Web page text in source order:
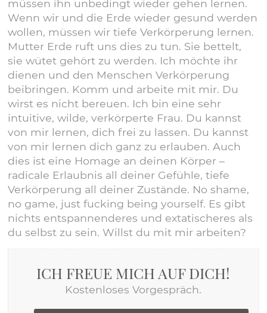
müssen ihn unbedingt wieder gehen lernen.
Wenn wir und die Erde wieder gesund werden
wollen, müssen wir tiefe Verkörperung lernen.
Mutter Erde ruft uns dies zu tun. Sie bettelt,
sie wütet gehört zu werden. Ich möchte ihr
dienen und den Menschen Verkörperung
beibringen. Komm und arbeite mit mir. Du
wirst es nicht bereuen. Ich bin eine sehr
intuitive, wilde, verkörperte Frau. Du kannst
von mir lernen, dich frei zu lassen. Du kannst
von mir lernen dich ganz zu erlauben. Auch
dies ist eine Homage an deinen Körper –
radicale Erlaubnis all deiner Gefühle, tiefe
Verkörperung all deiner Zustände. No shame,
no game, just fucking being yourself. Es gibt
nichts entspannenderes und extatischeres als
du selbst zu sein. Willst du mit mir arbeiten?
ICH FREUE MICH AUF DICH!
Kostenloses Vorgespräch.